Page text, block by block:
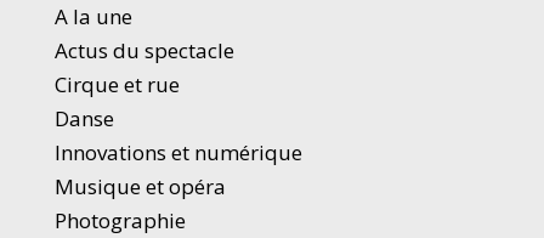
A la une
Actus du spectacle
Cirque et rue
Danse
Innovations et numérique
Musique et opéra
Photographie